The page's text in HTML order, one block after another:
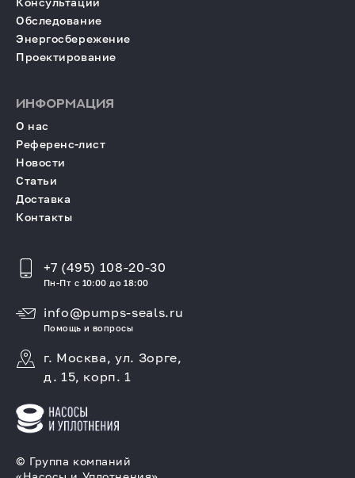
© Группа компаний
Обследование
Энергосбережение
Проектирование
ИНФОРМАЦИЯ
О нас
Референс-лист
Новости
Статьи
Доставка
Контакты
+7 (495) 108-20-30
Пн-Пт с 10:00 до 18:00
info@pumps-seals.ru
Помощь и вопросы
г. Москва, ул. Зорге,
д. 15, корп. 1